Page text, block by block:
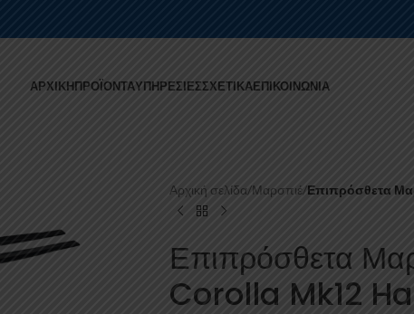
ΑΡΧΙΚΉΠΡΟΪΌΝΤΑΥΠΗΡΕΣΊΕΣΣΧΕΤΙΚΆΕΠΙΚΟΙΝΩΝΊΑ
Αρχική σελίδα/Μαρσπιέ/Επιπρόσθετα
Επιπρόσθετα
Corolla Mk12